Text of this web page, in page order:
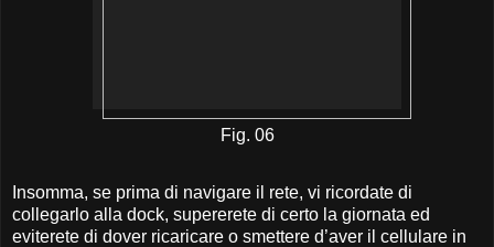
Fig. 06
Insomma, se prima di navigare il rete, vi ricordate di
collegarlo alla dock, supererete di certo la giornata ed
eviterete di dover ricaricare o smettere d’aver il cellulare in